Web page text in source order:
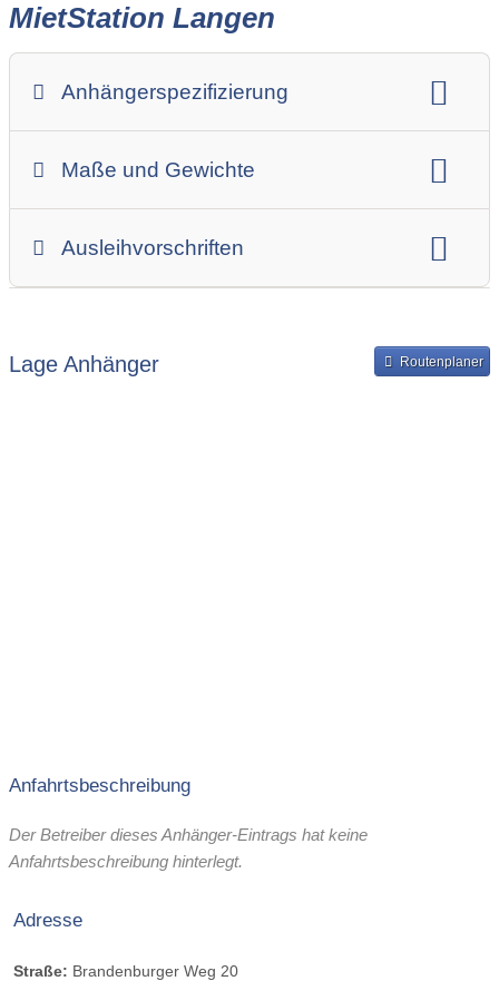
MietStation Langen
Anhängerspezifizierung
Maße und Gewichte
Ausleihvorschriften
Bereitstellung und Rückgabe des Anhängers
Lage Anhänger Routenplaner
Anfahrtsbeschreibung
Der Betreiber dieses Anhänger-Eintrags hat keine
Anfahrtsbeschreibung hinterlegt.
Adresse
Straße: Brandenburger Weg 20